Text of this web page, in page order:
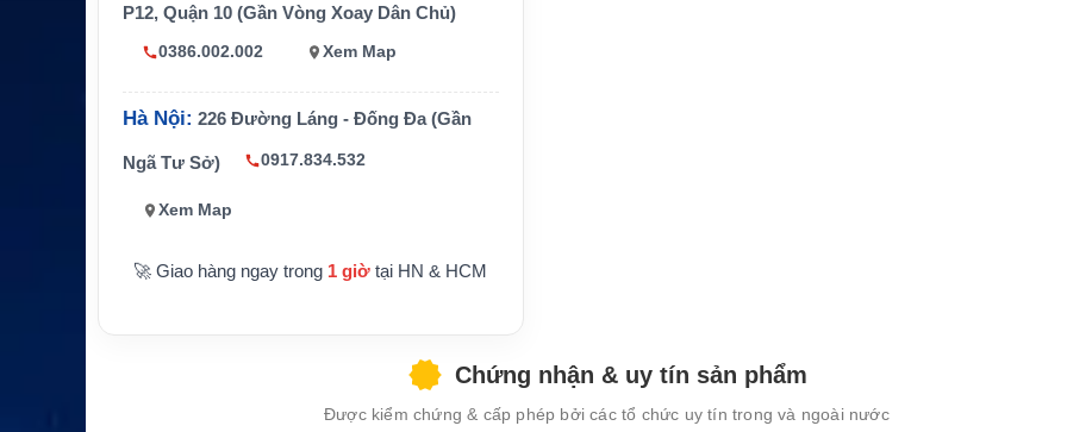
Đường kính ngoài
cáp chính
hính
19,1 mm
cáp chính
-40°C đến +85°C
Chiều dài Amp-Lea
Đường kính ngoài
5 mm
-20°C đến +60°C
P12, Quận 10 (Gần Vòng Xoay Dân Chủ)
0386.002.002 Xem Map
Hà Nội: 226 Đường Láng - Đống Đa (Gần
Ngã Tư Sở) 0917.834.532
Xem Map
🚀 Giao hàng ngay trong 1 giờ tại HN & HCM
Chứng nhận & uy tín sản phẩm
Được kiểm chứng & cấp phép bởi các tổ chức uy tín trong và ngoài nước